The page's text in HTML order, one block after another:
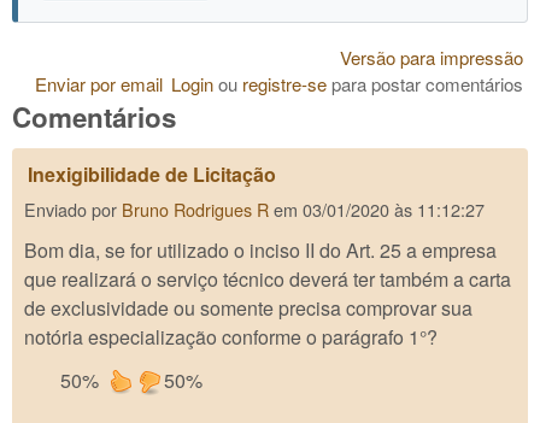
Versão para impressão
Loginou registre-separa postar comentários
Enviar por email
Comentários
Inexigibilidade de Licitação
Enviado por Bruno Rodrigues Rem 03/01/2020 às 11:12:27
Bom dia, se for utilizado o inciso II do Art. 25 a empresa
que realizará o serviço técnico deverá ter também a carta
de exclusividade ou somente precisa comprovar sua
notória especialização conforme o parágrafo 1°?
50%
50%